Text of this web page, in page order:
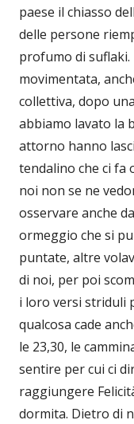
paese il chiasso
delle persone
profumo di suflaki.
movimentata,
collettiva, dopo
abbiamo lavato la
attorno hanno
tendalino che ci fa
noi non se ne
osservare anche
ormeggio che si
puntate, altre
di noi, per poi
i loro versi striduli
qualcosa cade
le 23,30, le
sentire per cui ci
raggiungere
dormita. Dietro di